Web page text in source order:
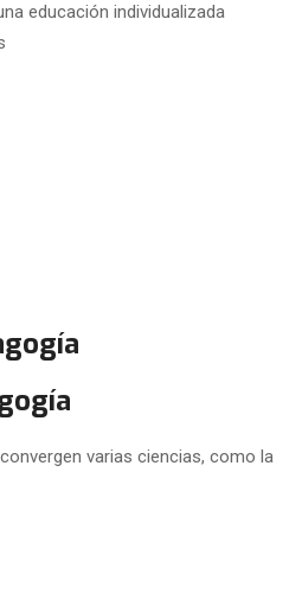
educación individualizada
varias ciencias, como la